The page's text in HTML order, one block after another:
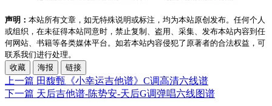
声明： 本站所有文章，如无特殊说明或标注，均为本站原创发布。任何个人
或组织，在未征得本站同意时，禁止复制、盗用、采集、发布本站内容到任
何网站、书籍等各类媒体平台。如若本站内容侵犯了原著者的合法权益，可
联系我们进行处理。
收藏
海报 链接
上一篇 田馥甄《小幸运吉他谱》C调高清六线谱
下一篇 天后吉他谱-陈势安-天后G调弹唱六线图谱